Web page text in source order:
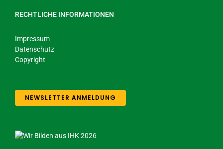
RECHTLICHE INFORMATIONEN
Impressum
Datenschutz
Copyright
NEWSLETTER ANMELDUNG